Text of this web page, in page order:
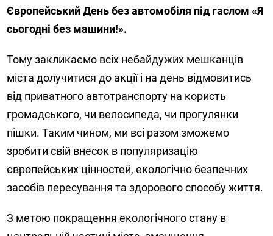
Європейський День без автомобіля під гаслом «Я
сьогодні без машини!».
Тому закликаємо всіх небайдужих мешканців
міста долучитися до акції і на день відмовитись
від приватного автотранспорту на користь
громадського, чи велосипеда, чи прогулянки
пішки. Таким чином, ми всі разом зможемо
зробити свій внесок в популяризацію
європейських цінностей, екологічно безпечних
засобів пересування та здорового способу життя.
З метою покращення екологічного стану в